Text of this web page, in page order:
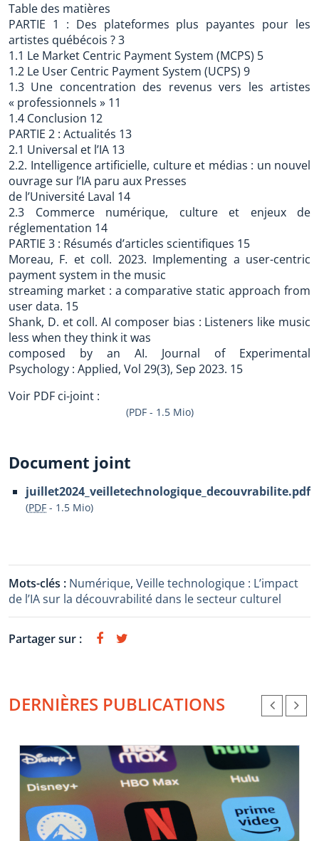
Table des matières
PARTIE 1 : Des plateformes plus payantes pour les
artistes québécois ? 3
1.1 Le Market Centric Payment System (MCPS) 5
1.2 Le User Centric Payment System (UCPS) 9
1.3 Une concentration des revenus vers les artistes
« professionnels » 11
1.4 Conclusion 12
PARTIE 2 : Actualités 13
2.1 Universal et l’IA 13
2.2. Intelligence artificielle, culture et médias : un nouvel
ouvrage sur l’IA paru aux Presses
de l’Université Laval 14
2.3 Commerce numérique, culture et enjeux de
réglementation 14
PARTIE 3 : Résumés d’articles scientifiques 15
Moreau, F. et coll. 2023. Implementing a user-centric
payment system in the music
streaming market : a comparative static approach from
user data. 15
Shank, D. et coll. AI composer bias : Listeners like music
less when they think it was
composed by an AI. Journal of Experimental
Psychology : Applied, Vol 29(3), Sep 2023. 15
Voir PDF ci-joint :
(PDF - 1.5 Mio)
Document joint
juillet2024_veilletechnologique_decouvrabilite.pdf
(PDF - 1.5 Mio)
Mots-clés : Numérique, Veille technologique : L’impact
de l’IA sur la découvrabilité dans le secteur culturel
Partager sur :
DERNIÈRES PUBLICATIONS